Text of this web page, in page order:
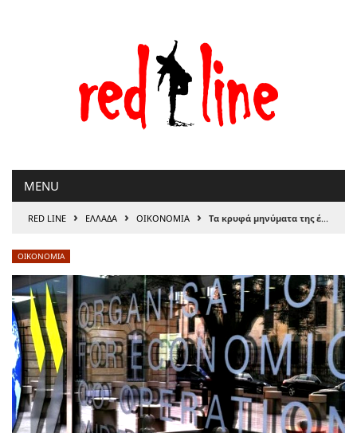
MENU
RED LINE › ΕΛΛΑΔΑ › ΟΙΚΟΝΟΜΙΑ › Τα κρυφά μηνύματα της έκθεσης ΟΟΣΑ
ΟΙΚΟΝΟΜΙΑ